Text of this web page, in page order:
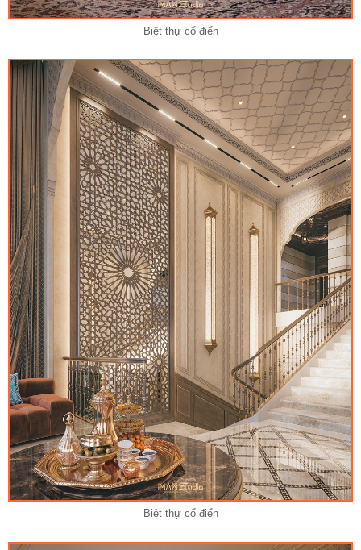
Biệt thự cổ điển
Biệt thự cổ điển